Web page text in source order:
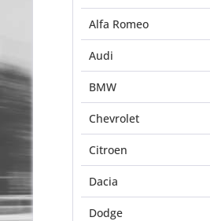
Alfa Romeo
Audi
BMW
Chevrolet
Citroen
Dacia
Dodge